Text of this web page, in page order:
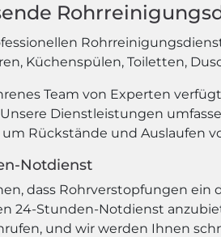
Küchenspülen, Toiletten,
Team von Experten
Dienstleistungen
Rückstände und Auslaufen
Notdienst
dass Rohrverstopfungen ein
24-Stunden-Notdienst
und wir werden Ihnen